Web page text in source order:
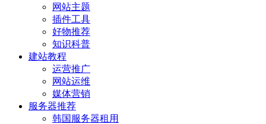
网站主题
插件工具
好物推荐
知识科普
建站教程
运营推广
网站运维
媒体营销
服务器推荐
韩国服务器租用